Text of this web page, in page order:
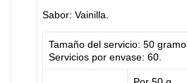
Sabor: Vainilla.
Tamaño del servicio: 50
Servicios por envase: 60.